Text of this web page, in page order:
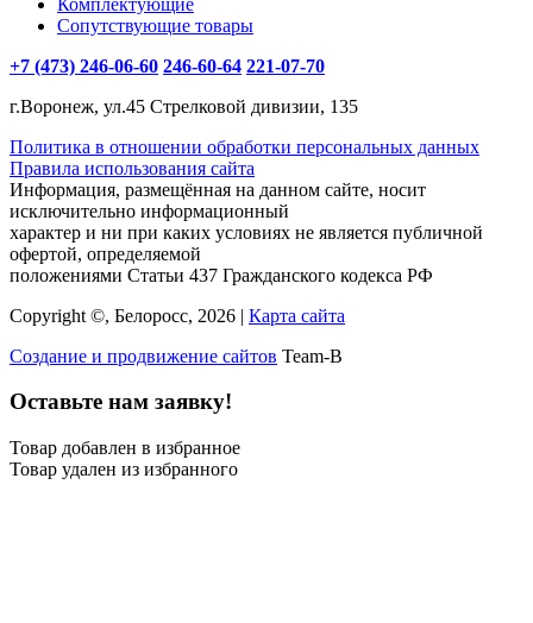
Сопутствующие товары
+7 (473) 246-06-60 246-60-64 221-07-70
г.Воронеж, ул.45 Стрелковой дивизии, 135
Политика в отношении обработки персональных данных
Правила использования сайта
Информация, размещённая на данном сайте, носит
исключительно информационный
характер и ни при каких условиях не является публичной
офертой, определяемой
положениями Статьи 437 Гражданского кодекса РФ
Copyright ©, Белоросс, 2026 | Карта сайта
Создание и продвижение сайтов Team-B
Оставьте нам заявку!
Товар добавлен в избранное
Товар удален из избранного